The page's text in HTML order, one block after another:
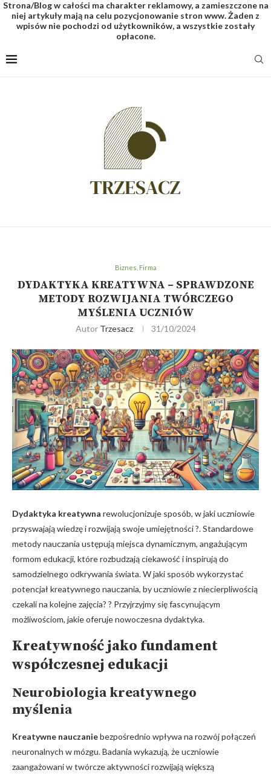
Strona/Blog w całości ma charakter reklamowy, a zamieszczone na
niej artykuły mają na celu pozycjonowanie stron www. Żaden z
wpisów nie pochodzi od użytkowników, a wszystkie zostały
opłacone.
Biznes, Firma
DYDAKTYKA KREATYWNA – SPRAWDZONE
METODY ROZWIJANIA TWÓRCZEGO
MYŚLENIA UCZNIÓW
Autor Trzesacz 31/10/2024
Dydaktyka kreatywna rewolucjonizuje sposób, w jaki uczniowie
przyswajają wiedzę i rozwijają swoje umiejętności ?. Standardowe
metody nauczania ustępują miejsca dynamicznym, angażującym
formom edukacji, które rozbudzają ciekawość i inspirują do
samodzielnego odkrywania świata. W jaki sposób wykorzystać
potencjał kreatywnego nauczania, by uczniowie z niecierpliwością
czekali na kolejne zajęcia? ? Przyjrzyjmy się fascynującym
możliwościom, jakie oferuje nowoczesna dydaktyka.
Kreatywność jako fundament
współczesnej edukacji
Neurobiologia kreatywnego
myślenia
Kreatywne nauczaniebezpośrednio wpływa na rozwój połączeń
neuronalnych w mózgu. Badania wykazują, że uczniowie
zaangażowani w twórcze aktywności rozwijają większą